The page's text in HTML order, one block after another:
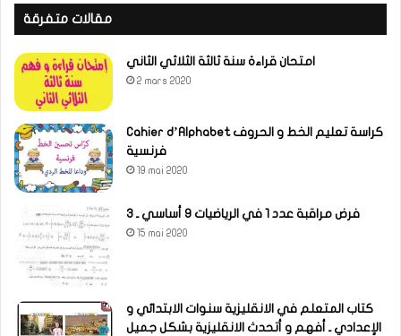
مقالات متفرقة
امتحان قراءة سنة ثالثة الثلاثي الثاني
2 mars 2020
Cahier d’Alphabet كراسة تعليم الخط و الحروف
فرنسية
19 mai 2020
فرض مراقبة عدد 1 في الرياضيات 9 أساسي ـ 3
15 mai 2020
كتاب المتعلم في الانقليزية سنوات الابتدائي و
الإعدادي ـ أفهم و أتحدث الانقليزية بشكل جميل